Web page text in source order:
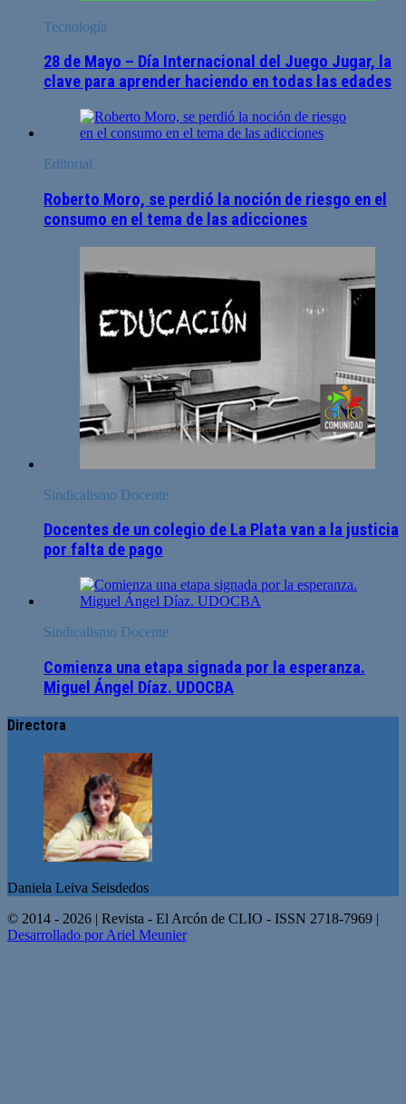
Tecnología
28 de Mayo – Día Internacional del Juego Jugar, la
clave para aprender haciendo en todas las edades
Editorial
Roberto Moro, se perdió la noción de riesgo en el
consumo en el tema de las adicciones
Sindicalismo Docente
Docentes de un colegio de La Plata van a la justicia
por falta de pago
Sindicalismo Docente
Comienza una etapa signada por la esperanza.
Miguel Ángel Díaz. UDOCBA
Directora
Daniela Leiva Seisdedos
© 2014 - 2026 | Revista - El Arcón de CLIO - ISSN 2718-7969 |
Desarrollado por Ariel Meunier